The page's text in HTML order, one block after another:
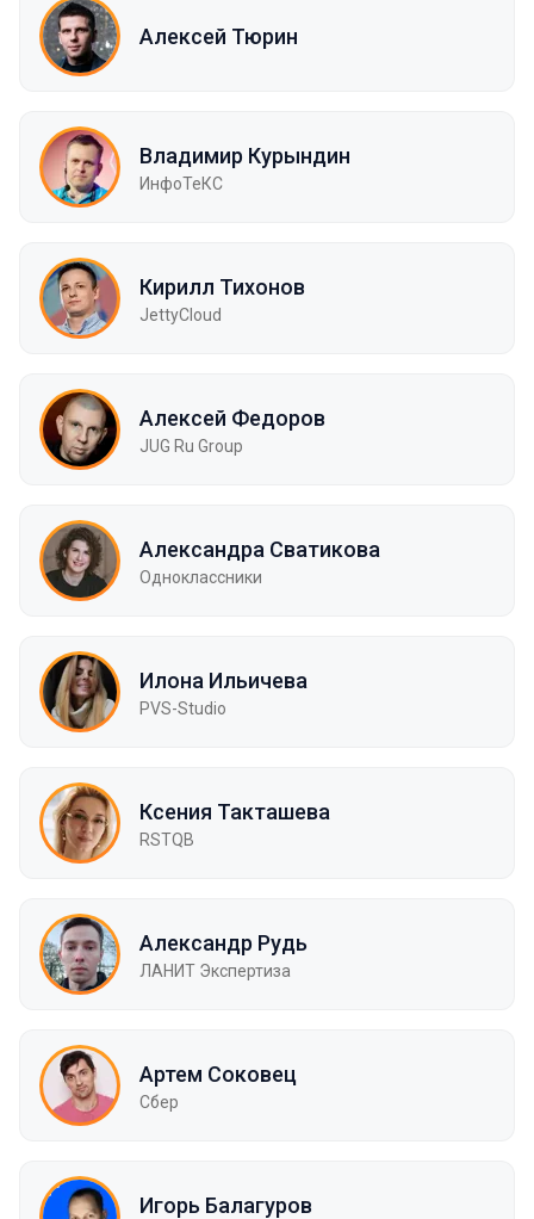
Алексей Тюрин
Владимир Курындин
ИнфоТеКС
Кирилл Тихонов
JettyCloud
Алексей Федоров
JUG Ru Group
Александра Сватикова
Одноклассники
Илона Ильичева
PVS-Studio
Ксения Такташева
RSTQB
Александр Рудь
ЛАНИТ Экспертиза
Артем Соковец
Сбер
Игорь Балагуров